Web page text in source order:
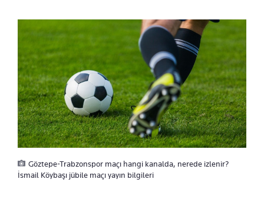
Göztepe-Trabzonspor maçı hangi kanalda, nerede izlenir?
İsmail Köybaşı jübile maçı yayın bilgileri